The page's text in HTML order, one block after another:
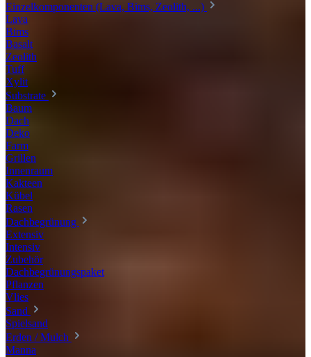
Einzelkomponenten (Lava, Bims, Zeolith, ...)
Lava
Bims
Basalt
Zeolith
Tuff
Xylit
Substrate
Baum
Dach
Deko
Farm
Grillen
Innenraum
Kakteen
Kübel
Rasen
Dachbegrünung
Extensiv
Intensiv
Zubehör
Dachbegrünungspaket
Pflanzen
Vlies
Sand
Spielsand
Erden / Mulch
Manna